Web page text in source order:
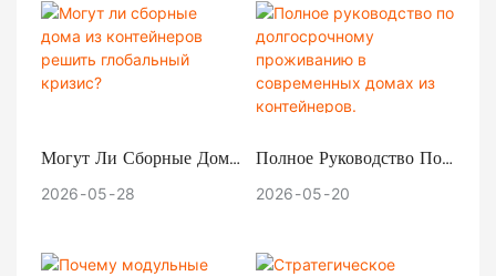
При Стихийных
Бедствиях?
Могут Ли Сборные Дома
Из Контейнеров Решить
2026 05 28
Полное Руководство По
Долгосрочному
Контейнеров.
2026 05 20